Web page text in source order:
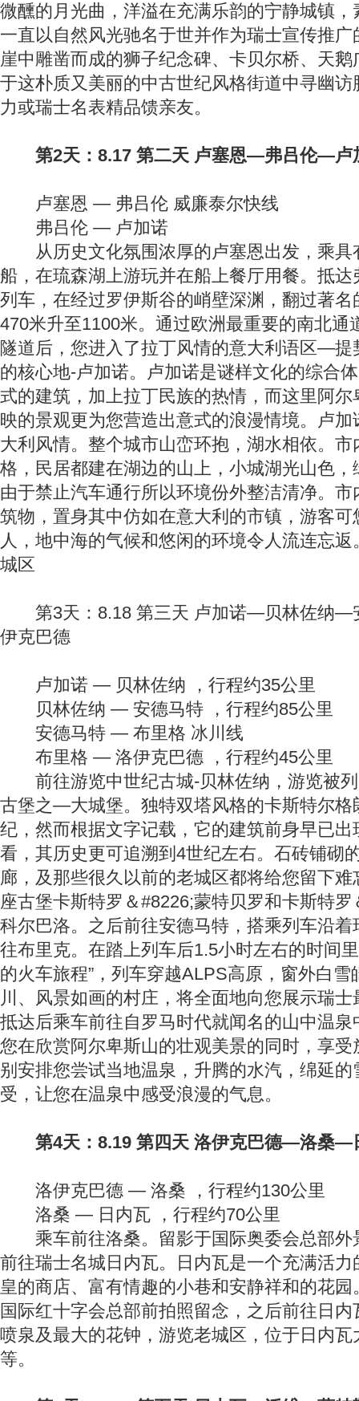
微醺的月光曲，洋溢在充满乐韵的宁静城镇
一直以自然风光驰名于世并作为瑞士宣传推
崖中雕凿而成的狮子纪念碑、卡贝尔桥、天
于这朴质又美丽的中古世纪风格街道中寻幽
力或瑞士名表精品馈亲友。
第2天：8.17 第二天 卢塞恩—弗吕伦—卢
卢塞恩 — 弗吕伦 威廉泰尔快线
弗吕伦 — 卢加诺
从历史文化氛围浓厚的卢塞恩出发，乘具
船，在琉森湖上游玩并在船上餐厅用餐。抵
列车，在经过罗伊斯谷的峭壁深渊，翻过著
470米升至1100米。通过欧洲最重要的南北
隧道后，您进入了拉丁风情的意大利语区—提
的核心地-卢加诺。卢加诺是谜样文化的综合
式的建筑，加上拉丁民族的热情，而这里阿
映的景观更为您营造出意式的浪漫情境。卢
大利风情。整个城市山峦环抱，湖水相依。
格，民居都建在湖边的山上，小城湖光山色
由于禁止汽车通行所以环境份外整洁清净。
筑物，置身其中仿如在意大利的市镇，游客
人，地中海的气候和悠闲的环境令人流连忘
城区
第3天：8.18 第三天 卢加诺—贝林佐纳—
伊克巴德
卢加诺 — 贝林佐纳 ，行程约35公里
贝林佐纳 — 安德马特 ，行程约85公里
安德马特 — 布里格 冰川线
布里格 — 洛伊克巴德 ，行程约45公里
前往游览中世纪古城-贝林佐纳，游览被列
古堡之—大城堡。独特双塔风格的卡斯特尔格
纪，然而根据文字记载，它的建筑前身早已
看，其历史更可追溯到4世纪左右。石砖铺砌
廊，及那些很久以前的老城区都将给您留下
座古堡卡斯特罗＆#8226;蒙特贝罗和卡斯特
科尔巴洛。之后前往安德马特，搭乘列车沿
往布里克。在踏上列车后1.5小时左右的时间
的火车旅程”，列车穿越ALPS高原，窗外白
川、风景如画的村庄，将全面地向您展示瑞
抵达后乘车前往自罗马时代就闻名的山中温
您在欣赏阿尔卑斯山的壮观美景的同时，享
别安排您尝试当地温泉，升腾的水汽，绵延
受，让您在温泉中感受浪漫的气息。
第4天：8.19 第四天 洛伊克巴德—洛桑—
洛伊克巴德 — 洛桑 ，行程约130公里
洛桑 — 日内瓦 ，行程约70公里
乘车前往洛桑。留影于国际奥委会总部外
前往瑞士名城日内瓦。日内瓦是一个充满活
皇的商店、富有情趣的小巷和安静祥和的花
国际红十字会总部前拍照留念，之后前往日
喷泉及最大的花钟，游览老城区，位于日内
等。